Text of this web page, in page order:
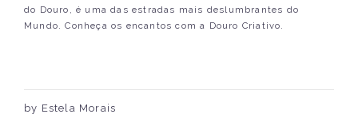
do Douro, é uma das estradas mais deslumbrantes do
Mundo. Conheça os encantos com a Douro Criativo.
by Estela Morais